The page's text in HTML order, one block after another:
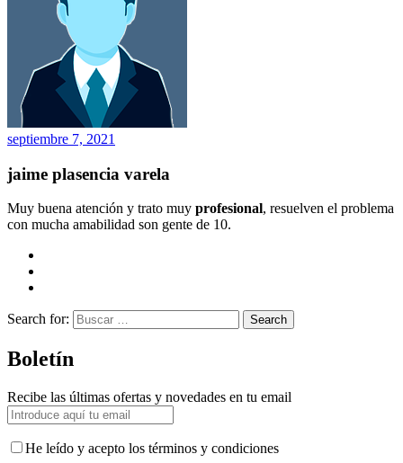
septiembre 7, 2021
jaime plasencia varela
Muy buena atención y trato muy profesional, resuelven el problema
con mucha amabilidad son gente de 10.
Search for: Search
Boletín
Recibe las últimas ofertas y novedades en tu email
He leído y acepto los términos y condiciones